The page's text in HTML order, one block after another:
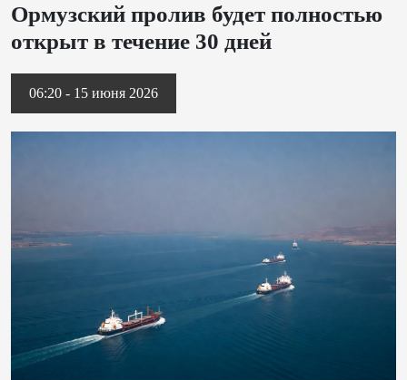
Ормузский пролив будет полностью
открыт в течение 30 дней
06:20 - 15 июня 2026